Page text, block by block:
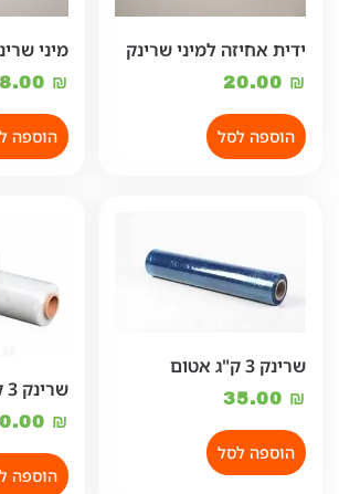
ידית אחיזה למיני שרינק
20.00 ₪
הוספה לסל
מיני
8.00 ₪
הוספה
שרינק 3 ק"ג אטום
35.00 ₪
הוספה לסל
שרינק 3 ק"ג שקוף
₪
הוספה